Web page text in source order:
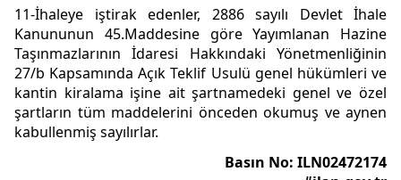
11-İhaleye iştirak edenler, 2886 sayılı Devlet İhale
Kanununun 45.Maddesine göre Yayımlanan Hazine
Taşınmazlarının İdaresi Hakkındaki Yönetmenliğinin
27/b Kapsamında Açık Teklif Usulü genel hükümleri ve
kantin kiralama işine ait şartnamedeki genel ve özel
şartların tüm maddelerini önceden okumuş ve aynen
kabullenmiş sayılırlar.
Basın No: ILN02472174